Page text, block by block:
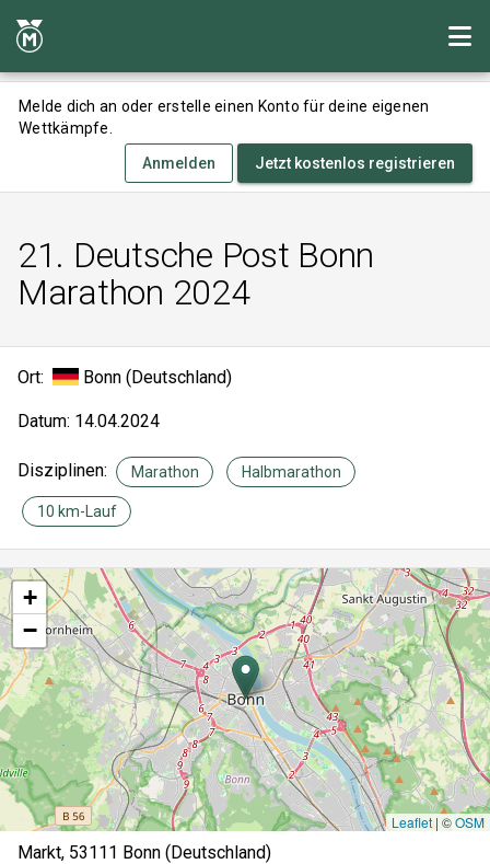
Melde dich an oder erstelle einen Konto für deine eigenen
Wettkämpfe.
Anmelden
Jetzt kostenlos registrieren
21. Deutsche Post Bonn
Marathon 2024
Ort: Bonn (Deutschland)
Datum: 14.04.2024
Disziplinen: Marathon Halbmarathon
10 km-Lauf
+
−
Leaflet | ©OSM
Markt, 53111 Bonn (Deutschland)